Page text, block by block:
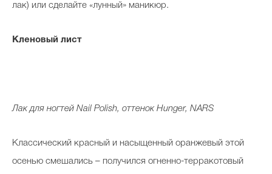
лак) или сделайте «лунный» маникюр.
Кленовый лист
Лак для ногтей Nail Polish, оттенок Hunger, NARS
Классический красный и насыщенный оранжевый этой
осенью смешались – получился огненно-терракотовый